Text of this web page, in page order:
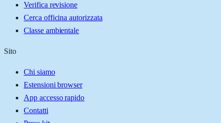
Verifica revisione
Cerca officina autorizzata
Classe ambientale
Sito
Chi siamo
Estensioni browser
App accesso rapido
Contatti